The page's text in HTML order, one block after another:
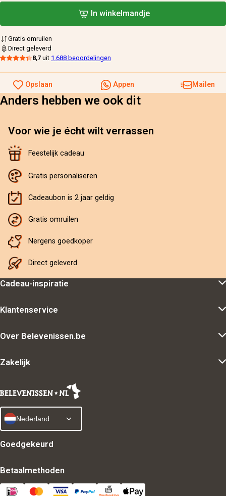
In winkelmandje
Gratis omruilen
Direct geleverd
8,7 uit 1.688 beoordelingen
Opslaan Appen Mailen
Anders hebben we ook dit
Voor wie je écht wilt verrassen
Feestelijk cadeau
Gratis personaliseren
Cadeaubon is 2 jaar geldig
Gratis omruilen
Nergens goedkoper
Direct geleverd
Cadeau-inspiratie
Klantenservice
Over Belevenissen.be
Zakelijk
Nederland
Goedgekeurd
Betaalmethoden